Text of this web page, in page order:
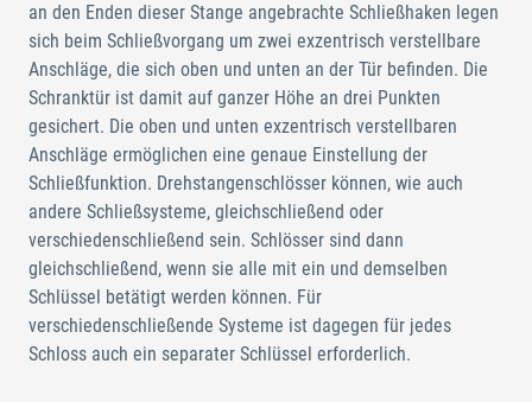
an den Enden dieser Stange angebrachte Schließhaken legen
sich beim Schließvorgang um zwei exzentrisch verstellbare
Anschläge, die sich oben und unten an der Tür befinden. Die
Schranktür ist damit auf ganzer Höhe an drei Punkten
gesichert. Die oben und unten exzentrisch verstellbaren
Anschläge ermöglichen eine genaue Einstellung der
Schließfunktion. Drehstangenschlösser können, wie auch
andere Schließsysteme, gleichschließend oder
verschiedenschließend sein. Schlösser sind dann
gleichschließend, wenn sie alle mit ein und demselben
Schlüssel betätigt werden können. Für
verschiedenschließende Systeme ist dagegen für jedes
Schloss auch ein separater Schlüssel erforderlich.